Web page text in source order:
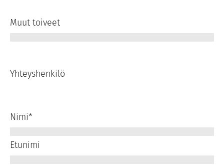
Muut toiveet
Yhteyshenkilö
Nimi*
Etunimi